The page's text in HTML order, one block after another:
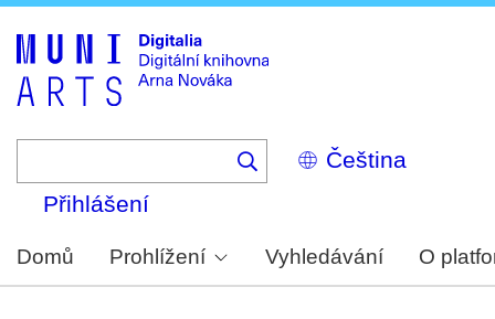
Select
your
Přihlášení
Domů Prohlížení Vyhledávání O